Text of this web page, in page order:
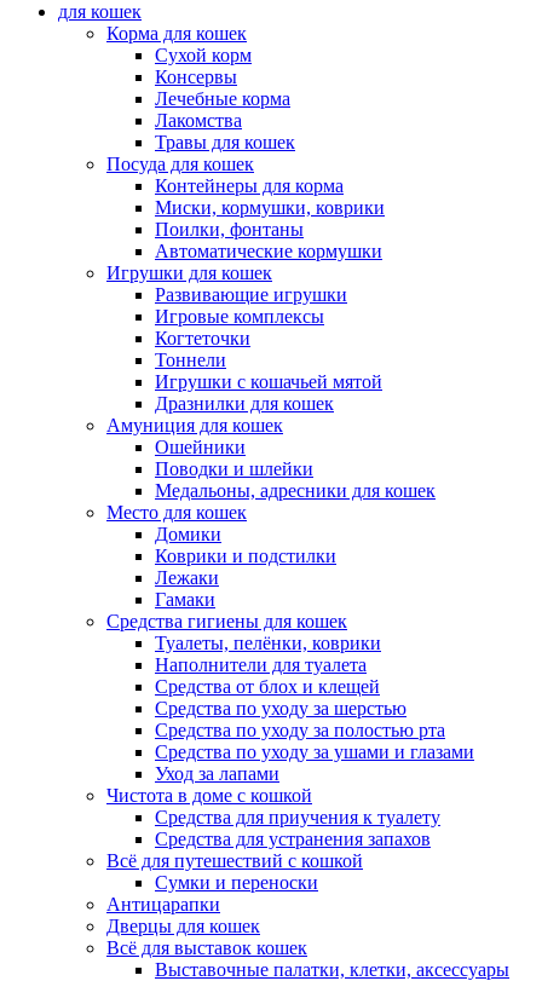
для кошек
Корма для кошек
Сухой корм
Консервы
Лечебные корма
Лакомства
Травы для кошек
Посуда для кошек
Контейнеры для корма
Миски, кормушки, коврики
Поилки, фонтаны
Автоматические кормушки
Игрушки для кошек
Развивающие игрушки
Игровые комплексы
Когтеточки
Тоннели
Игрушки с кошачьей мятой
Дразнилки для кошек
Амуниция для кошек
Ошейники
Поводки и шлейки
Медальоны, адресники для кошек
Место для кошек
Домики
Коврики и подстилки
Лежаки
Гамаки
Средства гигиены для кошек
Туалеты, пелёнки, коврики
Наполнители для туалета
Средства от блох и клещей
Средства по уходу за шерстью
Средства по уходу за полостью рта
Средства по уходу за ушами и глазами
Уход за лапами
Чистота в доме с кошкой
Средства для приучения к туалету
Средства для устранения запахов
Всё для путешествий с кошкой
Сумки и переноски
Антицарапки
Дверцы для кошек
Всё для выставок кошек
Выставочные палатки, клетки, аксессуары